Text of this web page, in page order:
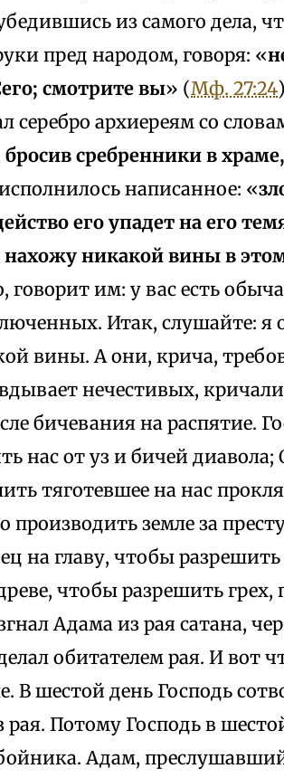
из самого дела,
пред народом, говоря: «
смотрите вы» (Мф. 27:24
серебро архиереям со
сребренники в
написанное: «
его упадет на его
нахожу никакой вины в
говорит им: у вас есть
Итак, слушайте:
вины. А они, крича,
нечестивых,
бичевания на распятие.
нас от уз и бичей
тяготевшее на нас
производить земле за
на главу, чтобы
чтобы разрешить
Адама из рая сатана,
обитателем рая. И вот
В шестой день Господь
рая. Потому Господь в
Адам,